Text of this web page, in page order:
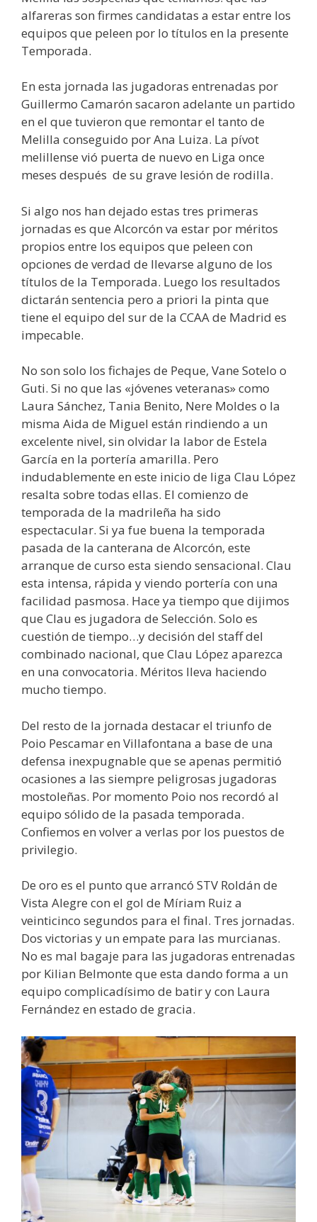
alfareras son firmes candidatas a estar entre los
equipos que peleen por lo títulos en la presente
Temporada.
En esta jornada las jugadoras entrenadas por
Guillermo Camarón sacaron adelante un partido
en el que tuvieron que remontar el tanto de
Melilla conseguido por Ana Luiza. La pívot
melillense vió puerta de nuevo en Liga once
meses después de su grave lesión de rodilla.
Si algo nos han dejado estas tres primeras
jornadas es que Alcorcón va estar por méritos
propios entre los equipos que peleen con
opciones de verdad de llevarse alguno de los
títulos de la Temporada. Luego los resultados
dictarán sentencia pero a priori la pinta que
tiene el equipo del sur de la CCAA de Madrid es
impecable.
No son solo los fichajes de Peque, Vane Sotelo o
Guti. Si no que las «jóvenes veteranas» como
Laura Sánchez, Tania Benito, Nere Moldes o la
misma Aida de Miguel están rindiendo a un
excelente nivel, sin olvidar la labor de Estela
García en la portería amarilla. Pero
indudablemente en este inicio de liga Clau López
resalta sobre todas ellas. El comienzo de
temporada de la madrileña ha sido
espectacular. Si ya fue buena la temporada
pasada de la canterana de Alcorcón, este
arranque de curso esta siendo sensacional. Clau
esta intensa, rápida y viendo portería con una
facilidad pasmosa. Hace ya tiempo que dijimos
que Clau es jugadora de Selección. Solo es
cuestión de tiempo…y decisión del staff del
combinado nacional, que Clau López aparezca
en una convocatoria. Méritos lleva haciendo
mucho tiempo.
Del resto de la jornada destacar el triunfo de
Poio Pescamar en Villafontana a base de una
defensa inexpugnable que se apenas permitió
ocasiones a las siempre peligrosas jugadoras
mostoleñas. Por momento Poio nos recordó al
equipo sólido de la pasada temporada.
Confiemos en volver a verlas por los puestos de
privilegio.
De oro es el punto que arrancó STV Roldán de
Vista Alegre con el gol de Míriam Ruiz a
veinticinco segundos para el final. Tres jornadas.
Dos victorias y un empate para las murcianas.
No es mal bagaje para las jugadoras entrenadas
por Kilian Belmonte que esta dando forma a un
equipo complicadísimo de batir y con Laura
Fernández en estado de gracia.